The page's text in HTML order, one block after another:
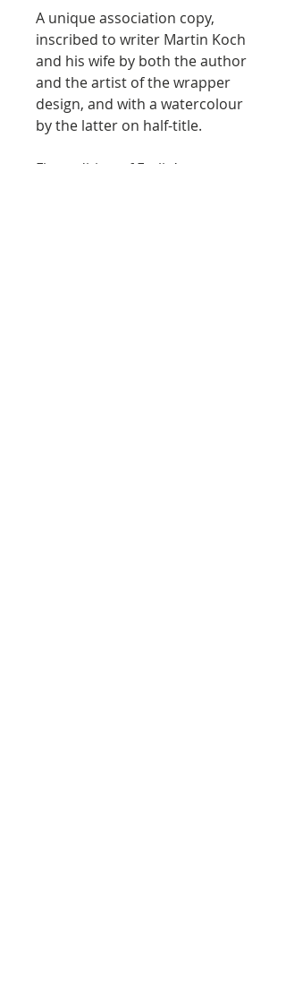
A unique association copy,
inscribed to writer Martin Koch
and his wife by both the author
and the artist of the wrapper
design, and with a watercolour
by the latter on half-title.
First edition of Ferlin’s